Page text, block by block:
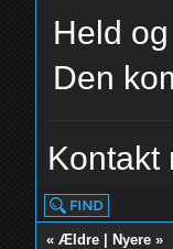
Held
Den
«Ældre Nyere »